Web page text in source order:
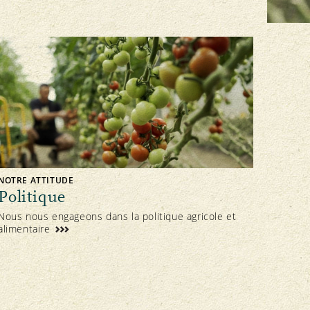
Directives
Contrôle
Importations
Assurance qualité
Assemblée des délégués
interne
Extranet
Cahier des charges
FNRB
Marchés régionaux
Bio-Symposium
Bourgeon
ATTITUDE
nous engageons dans la politique agricole et